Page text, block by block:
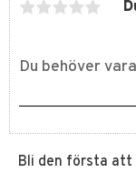
Bli den första att